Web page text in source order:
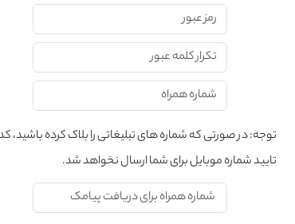
توجه: در صورتی که شماره های تبلیغاتی را بلاک کرده باشید،
تایید شماره موبایل برای شما ارسال نخواهد شد.